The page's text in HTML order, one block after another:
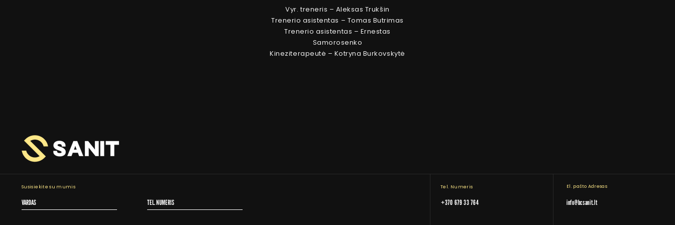
Vyr. treneris – Aleksas Trukšin
Trenerio asistentas – Tomas Butrimas
Trenerio asistentas – Ernestas
Samorosenko
Kineziterapeutė – Kotryna Burkovskytė
Susisiekite su mumis Tel. Numeris
+370 679 33 764
El. pašto Adresas
info@bcsanit.lt